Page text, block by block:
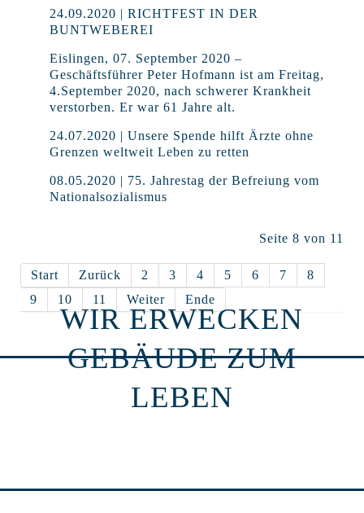
24.09.2020 | RICHTFEST IN DER
BUNTWEBEREI
Eislingen, 07. September 2020 –
Geschäftsführer Peter Hofmann ist am Freitag,
4.September 2020, nach schwerer Krankheit
verstorben. Er war 61 Jahre alt.
24.07.2020 | Unsere Spende hilft Ärzte ohne
Grenzen weltweit Leben zu retten
08.05.2020 | 75. Jahrestag der Befreiung vom
Nationalsozialismus
Seite 8 von 11
Start Zurück 2 3 4 5 6 7
8
9
10 11 Weiter Ende
WIR ERWECKEN
GEBÄUDE ZUM
LEBEN